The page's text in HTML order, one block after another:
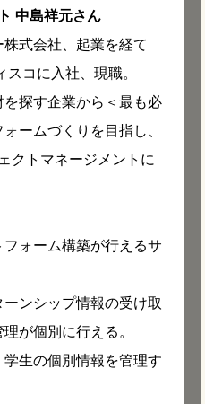
中島祥元さん
式会社、起業を経て
コに入社、現職。
探す企業から＜最も必
ームづくりを目指し、
クトマネージメントに
ォーム構築が行えるサ
ンシップ情報の受け取
が個別に行える。
生の個別情報を管理す